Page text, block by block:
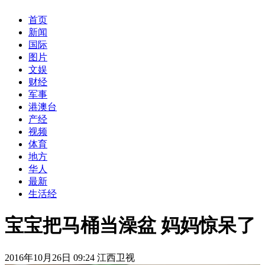
首页
新闻
国际
图片
文娱
财经
军事
港澳台
产经
视频
体育
地方
华人
最新
生活经
宝宝把马桶当澡盆 妈妈惊呆了
2016年10月26日 09:24 江西卫视